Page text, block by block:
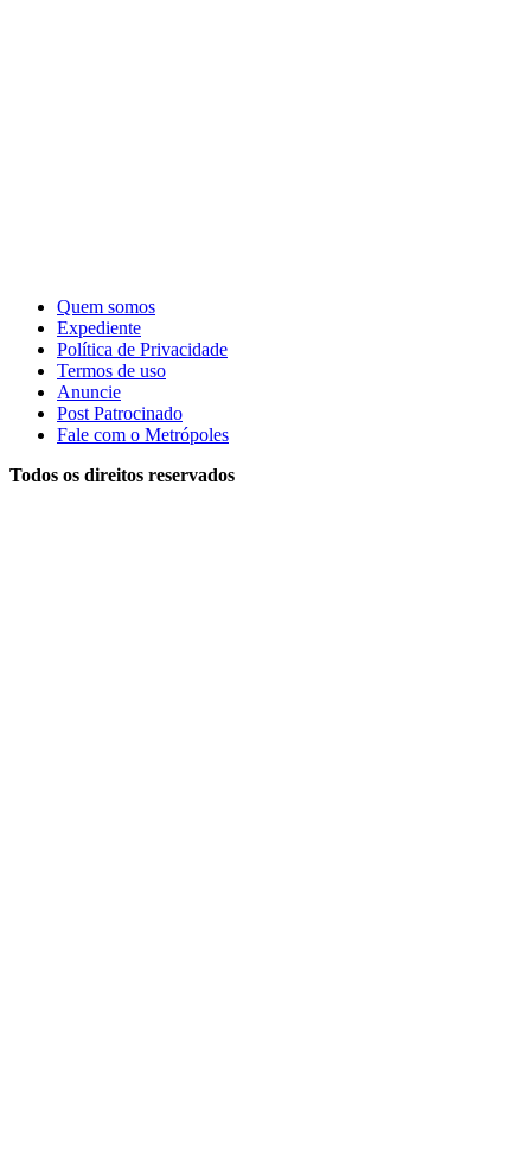
Quem somos
Expediente
Política de Privacidade
Termos de uso
Anuncie
Post Patrocinado
Fale com o Metrópoles
Todos os direitos reservados